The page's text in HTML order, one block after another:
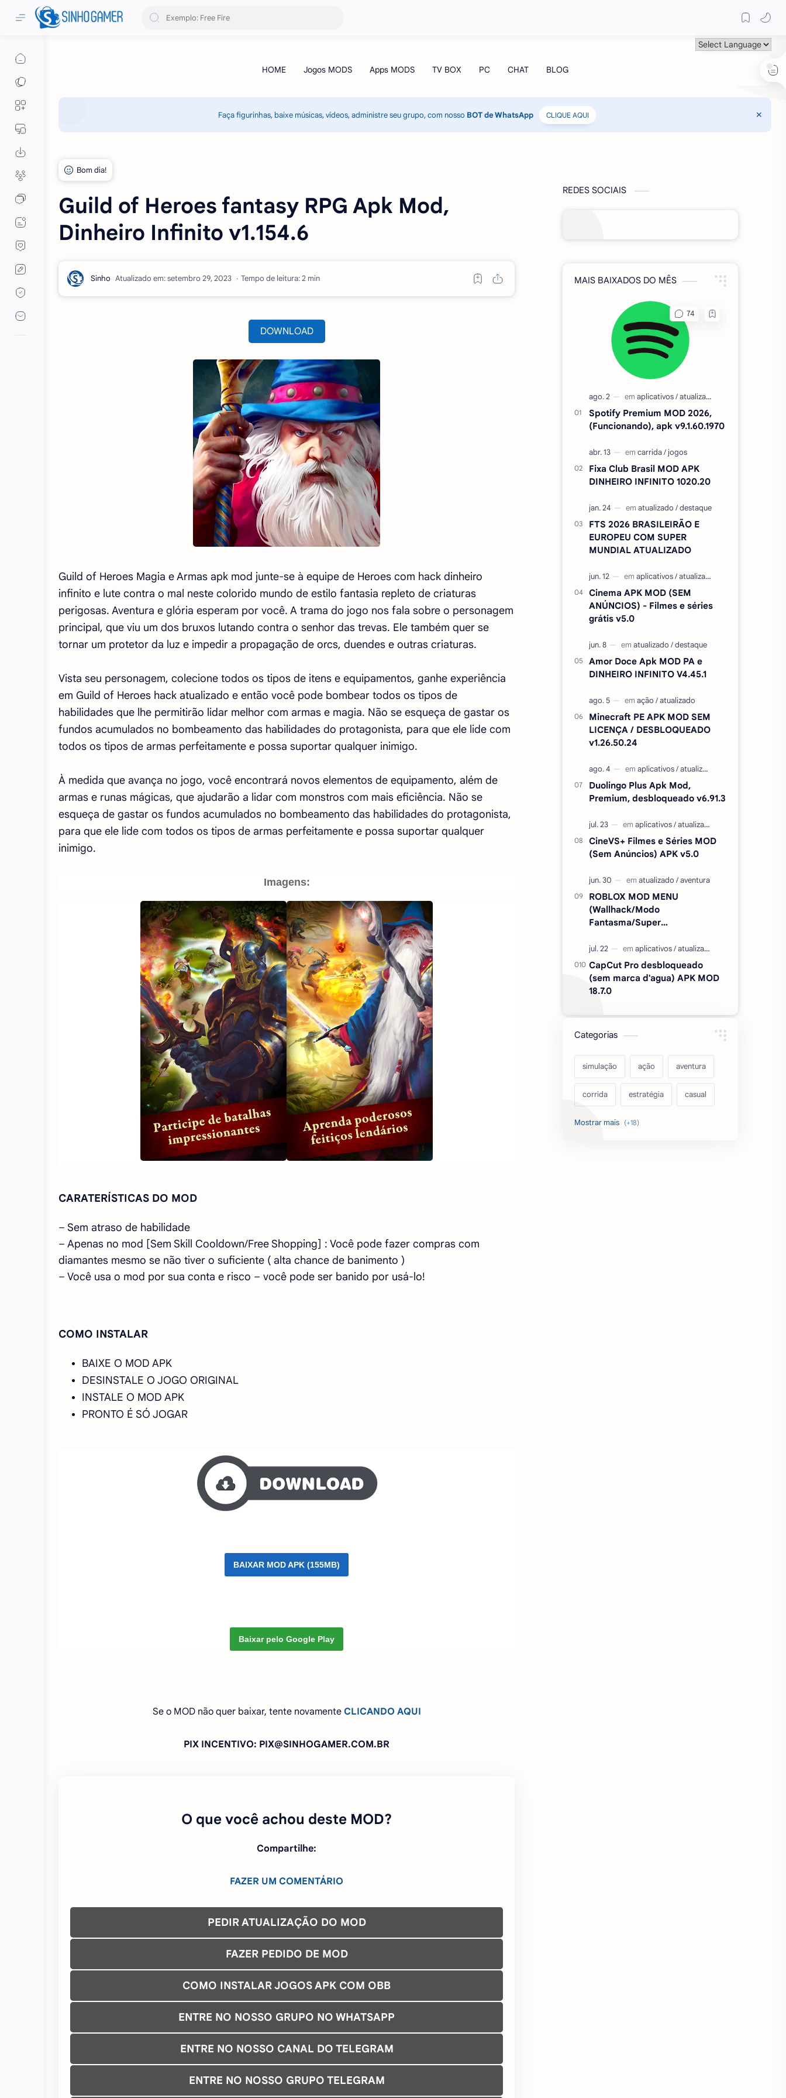
Faça figurinhas, baixe músicas, vídeos, administre seu grupo, com nosso BOT de WhatsApp CLIQUE AQUI
Guild of Heroes fantasy RPG Apk Mod,
Dinheiro Infinito v1.154.6
Atualizado em: Tempo de leitura: 2 min
DOWNLOAD
Guild of Heroes Magia e Armas apk mod junte-se à equipe de Heroes com hack dinheiro
infinito e lute contra o mal neste colorido mundo de estilo fantasia repleto de criaturas
perigosas. Aventura e glória esperam por você. A trama do jogo nos fala sobre o personagem
principal, que viu um dos bruxos lutando contra o senhor das trevas. Ele também quer se
tornar um protetor da luz e impedir a propagação de orcs, duendes e outras criaturas.
Vista seu personagem, colecione todos os tipos de itens e equipamentos, ganhe experiência
em Guild of Heroes hack atualizado e então você pode bombear todos os tipos de
habilidades que lhe permitirão lidar melhor com armas e magia. Não se esqueça de gastar os
fundos acumulados no bombeamento das habilidades do protagonista, para que ele lide com
todos os tipos de armas perfeitamente e possa suportar qualquer inimigo.
À medida que avança no jogo, você encontrará novos elementos de equipamento, além de
armas e runas mágicas, que ajudarão a lidar com monstros com mais eficiência. Não se
esqueça de gastar os fundos acumulados no bombeamento das habilidades do protagonista,
para que ele lide com todos os tipos de armas perfeitamente e possa suportar qualquer
inimigo.
Imagens:
CARATERÍSTICAS DO MOD
– Sem atraso de habilidade
– Apenas no mod [Sem Skill Cooldown/Free Shopping] : Você pode fazer compras com
diamantes mesmo se não tiver o suficiente ( alta chance de banimento )
– Você usa o mod por sua conta e risco – você pode ser banido por usá-lo!
COMO INSTALAR
BAIXE O MOD APK
DESINSTALE O JOGO ORIGINAL
INSTALE O MOD APK
PRONTO É SÓ JOGAR
BAIXAR MOD APK (155MB)
Baixar pelo Google Play
Se o MOD não quer baixar, tente novamente CLICANDO AQUI
PIX INCENTIVO: PIX@SINHOGAMER.COM.BR
O que você achou deste MOD?
Compartilhe:
FAZER UM COMENTÁRIO
PEDIR ATUALIZAÇÃO DO MOD
FAZER PEDIDO DE MOD
COMO INSTALAR JOGOS APK COM OBB
ENTRE NO NOSSO GRUPO NO WHATSAPP
ENTRE NO NOSSO CANAL DO TELEGRAM
ENTRE NO NOSSO GRUPO TELEGRAM
REDES SOCIAIS
MAIS BAIXADOS DO MÊS
Spotify Premium MOD 2026,
(Funcionando), apk v9.1.60.1970
Fixa Club Brasil MOD APK
DINHEIRO INFINITO 1020.20
FTS 2026 BRASILEIRÃO E
EUROPEU COM SUPER
MUNDIAL ATUALIZADO
Cinema APK MOD (SEM
ANÚNCIOS) - Filmes e séries
grátis v5.0
Amor Doce Apk MOD PA e
DINHEIRO INFINITO V4.45.1
Minecraft PE APK MOD SEM
LICENÇA / DESBLOQUEADO
v1.26.50.24
Duolingo Plus Apk Mod,
Premium, desbloqueado v6.91.3
CineVS+ Filmes e Séries MOD
(Sem Anúncios) APK v5.0
ROBLOX MOD MENU
(Wallhack/Modo
Fantasma/Super
CapCut Pro desbloqueado
(sem marca d'agua) APK MOD
18.7.0
Categorias
simulação ação aventura
corrida estratégia casual
acarde esportes